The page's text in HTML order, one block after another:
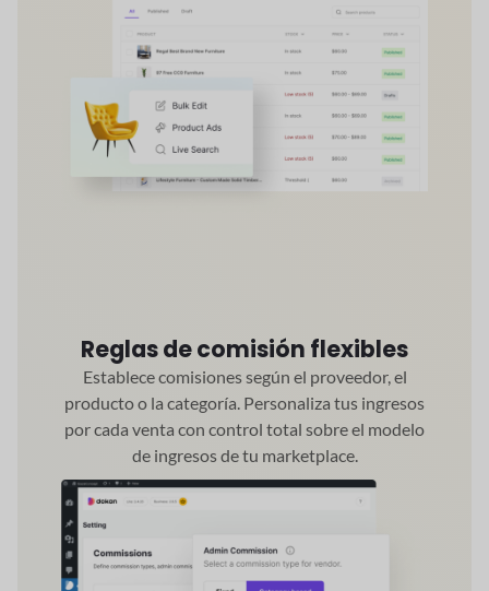
Reglas de comisión flexibles
Establece comisiones según el proveedor, el
producto o la categoría. Personaliza tus ingresos
por cada venta con control total sobre el modelo
de ingresos de tu marketplace.